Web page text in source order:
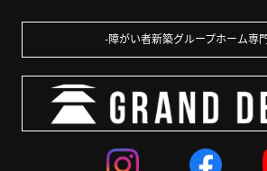
障がい者新築グループホーム専